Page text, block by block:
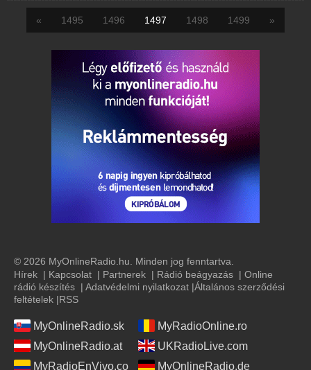
« 1495 1496 1497 1498 1499 »
© 2026 MyOnlineRadio.hu. Minden jog fenntartva.
Hírek | Kapcsolat | Partnerek | Rádió beágyazás | Online
rádió készítés | Adatvédelmi nyilatkozat |Általános szerződési
feltételek |RSS
MyOnlineRadio.sk
MyRadioOnline.ro
MyOnlineRadio.at
UKRadioLive.com
MyRadioEnVivo.co
MyOnlineRadio.de